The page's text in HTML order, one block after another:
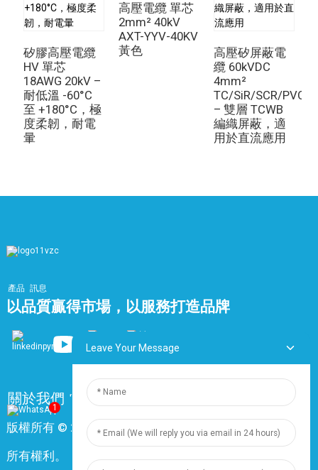
矽膠高壓電纜
HV 單芯
18AWG 20kV –
耐低溫 -60°C
至 +180°C，極
度柔韌，耐電
暈
高壓電纜 單芯
2mm² 40kV
AXT-YYV-40KV
黃色
高壓矽屏蔽電
纜 60kVDC
4mm²
TC/SiR/SCR/PVC
– 雙層 TCWB
編織屏蔽，適
用於直流應用
產品 訊息
以品質贏得市場，以服務打造品牌
關於我們 常問問題
版權所有 © 2024 上海鼎尊電氣電纜股份有限公司。保留
所有權利。
1
Leave Your Message